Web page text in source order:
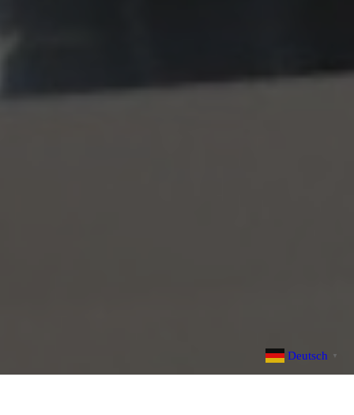
Deutsch ▼